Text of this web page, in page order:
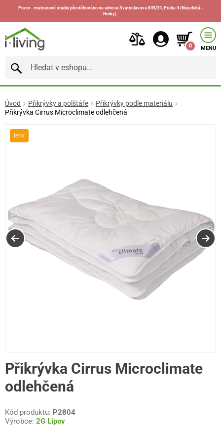
Pozor - matracové studio přestěhováno na adresu Svatoslavova 849/24, Praha 4 (Nuselská -
Horky).
0 MENU
Úvod Přikrývky a polštáře
Přikrývky podle materiálu
Přikrývka Cirrus Microclimate odlehčená
letní
Přikrývka Cirrus Microclimate
odlehčená
Kód produktu: P2804
Výrobce: 2G Lipov